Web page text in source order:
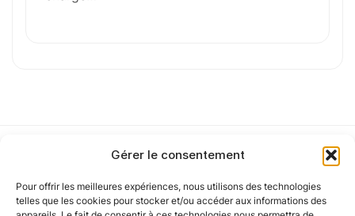
Gérer le consentement
Pour offrir les meilleures expériences, nous utilisons des technologies
telles que les cookies pour stocker et/ou accéder aux informations des
Cet article a été partiellement rédigé à l’aide d’une intelligence artificielle et
Notre politique